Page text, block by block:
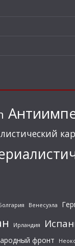
Венесуэла
Ирландия
фронт